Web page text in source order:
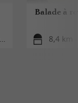
Balade à
8,4 km